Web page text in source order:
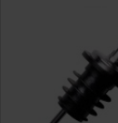
Medida